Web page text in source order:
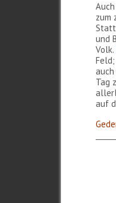
zum
und
Volk.
Tag
auf